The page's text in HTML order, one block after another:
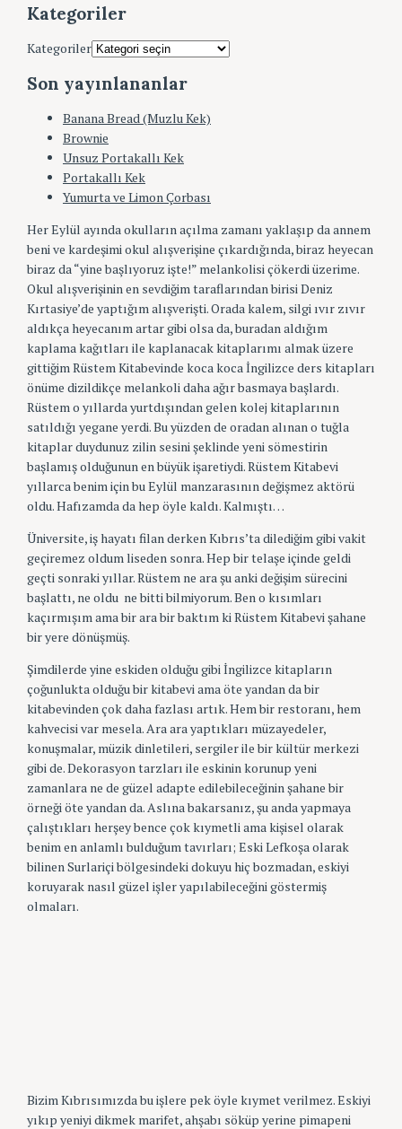
Kategoriler
Kategoriler
Son yayınlananlar
Banana Bread (Muzlu Kek)
Brownie
Unsuz Portakallı Kek
Portakallı Kek
Yumurta ve Limon Çorbası
Her Eylül ayında okulların açılma zamanı yaklaşıp da annem
beni ve kardeşimi okul alışverişine çıkardığında, biraz heyecan
biraz da “yine başlıyoruz işte!” melankolisi çökerdi üzerime.
Okul alışverişinin en sevdiğim taraflarından birisi Deniz
Kırtasiye’de yaptığım alışverişti. Orada kalem, silgi ıvır zıvır
aldıkça heyecanım artar gibi olsa da, buradan aldığım
kaplama kağıtları ile kaplanacak kitaplarımı almak üzere
gittiğim Rüstem Kitabevinde koca koca İngilizce ders kitapları
önüme dizildikçe melankoli daha ağır basmaya başlardı.
Rüstem o yıllarda yurtdışından gelen kolej kitaplarının
satıldığı yegane yerdi. Bu yüzden de oradan alınan o tuğla
kitaplar duydunuz zilin sesini şeklinde yeni sömestirin
başlamış olduğunun en büyük işaretiydi. Rüstem Kitabevi
yıllarca benim için bu Eylül manzarasının değişmez aktörü
oldu. Hafızamda da hep öyle kaldı. Kalmıştı…
Üniversite, iş hayatı filan derken Kıbrıs’ta dilediğim gibi vakit
geçiremez oldum liseden sonra. Hep bir telaşe içinde geldi
geçti sonraki yıllar. Rüstem ne ara şu anki değişim sürecini
başlattı, ne oldu ne bitti bilmiyorum. Ben o kısımları
kaçırmışım ama bir ara bir baktım ki Rüstem Kitabevi şahane
bir yere dönüşmüş.
Şimdilerde yine eskiden olduğu gibi İngilizce kitapların
çoğunlukta olduğu bir kitabevi ama öte yandan da bir
kitabevinden çok daha fazlası artık. Hem bir restoranı, hem
kahvecisi var mesela. Ara ara yaptıkları müzayedeler,
konuşmalar, müzik dinletileri, sergiler ile bir kültür merkezi
gibi de. Dekorasyon tarzları ile eskinin korunup yeni
zamanlara ne de güzel adapte edilebileceğinin şahane bir
örneği öte yandan da. Aslına bakarsanız, şu anda yapmaya
çalıştıkları herşey bence çok kıymetli ama kişisel olarak
benim en anlamlı bulduğum tavırları; Eski Lefkoşa olarak
bilinen Surlariçi bölgesindeki dokuyu hiç bozmadan, eskiyi
koruyarak nasıl güzel işler yapılabileceğini göstermiş
olmaları.
Bizim Kıbrısımızda bu işlere pek öyle kıymet verilmez. Eskiyi
yıkıp yeniyi dikmek marifet, ahşabı söküp yerine pimapeni